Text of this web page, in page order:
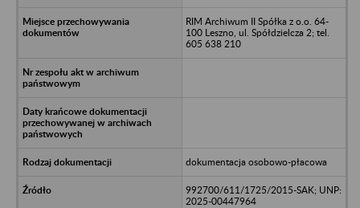
RIM Archiwum II Spółka z o.o. 64-
100 Leszno, ul. Spółdzielcza 2; tel.
605 638 210
dokumentacja osobowo-płacowa
992700/611/1725/2015-SAK; UNP:
2025-00447964